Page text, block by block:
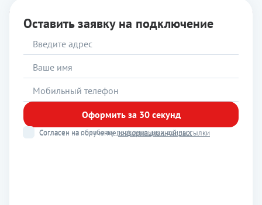
Оставить заявку на подключение
Оформить за 30 секунд
Согласен на обработкуперсональных данных
Согласен на получениеинформационной рассылки